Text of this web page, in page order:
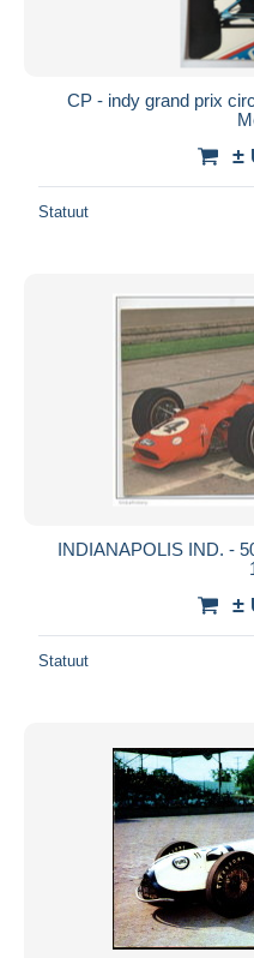
CP - indy grand prix
±
Statuut
INDIANAPOLIS IND. -
±
Statuut